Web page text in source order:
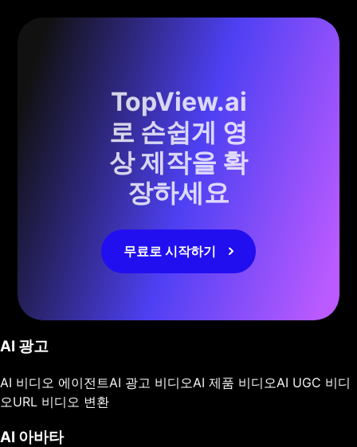
TopView.ai
로 손쉽게 영
상 제작을 확
장하세요
무료로 시작하기
AI 광고
AI 비디오 에이전트AI 광고 비디오AI 제품 비디오AI UGC 비디
오URL 비디오 변환
AI 아바타